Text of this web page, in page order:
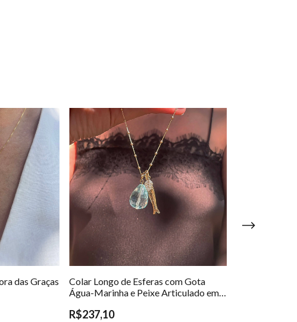
das Graças
Colar Longo de Esferas com Gota
Água-Marinha e Peixe Articulado em
R$237,10